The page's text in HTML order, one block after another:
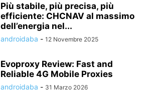
Più stabile, più precisa, più
efficiente: CHCNAV al massimo
dell’energia nel...
androidaba - 12 Novembre 2025
Evoproxy Review: Fast and
Reliable 4G Mobile Proxies
androidaba - 31 Marzo 2026